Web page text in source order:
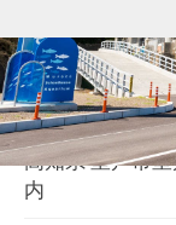
女子だけの旅に最適
〒781-7101
高知県 室戸市
内